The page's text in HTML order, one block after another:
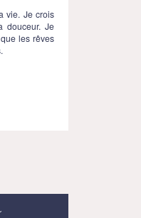
vie. Je crois
douceur. Je
les rêves